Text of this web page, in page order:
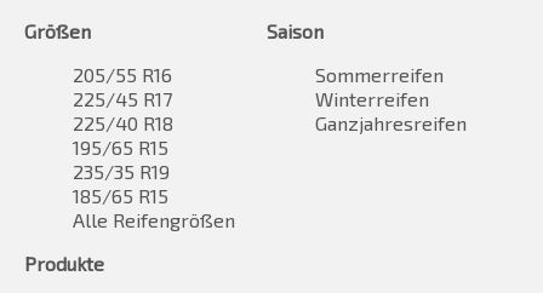
Größen
205/55 R16
225/45 R17
225/40 R18
195/65 R15
235/35 R19
185/65 R15
Alle Reifengrößen
Saison
Sommerreifen
Winterreifen
Ganzjahresreifen
Produkte